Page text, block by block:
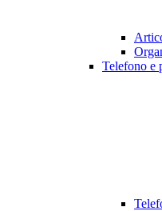
Telefono e